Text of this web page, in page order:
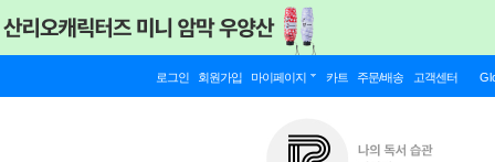
로그인 회원가입 마이페이지 카트 주문/배송 고객센터